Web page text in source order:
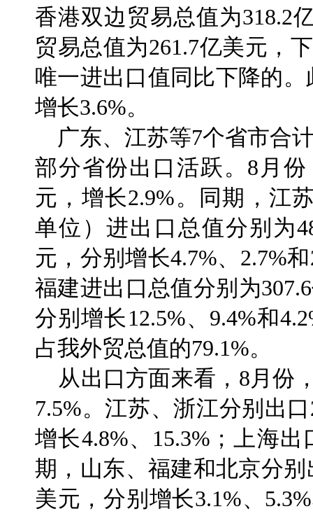
香港双边贸易总值为318.2
贸易总值为261.7亿美元，
唯一进出口值同比下降的
增长3.6%。
广东、江苏等7个省市合
部分省份出口活跃。8月
元，增长2.9%。同期，江
单位）进出口总值分别为
元，分别增长4.7%、2.7%
福建进出口总值分别为
分别增长12.5%、9.4%和
占我外贸总值的79.1%。
从出口方面来看，8月份
7.5%。江苏、浙江分别出
增长4.8%、15.3%；上海
期，山东、福建和北京分别
美元，分别增长3.1%、